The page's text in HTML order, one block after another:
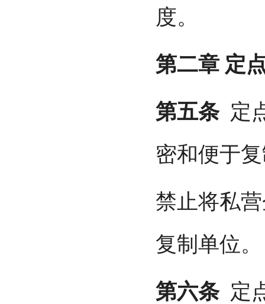
度。
第二章 定
第五条定
密和便于
禁止将私
复制单位。
第六条定